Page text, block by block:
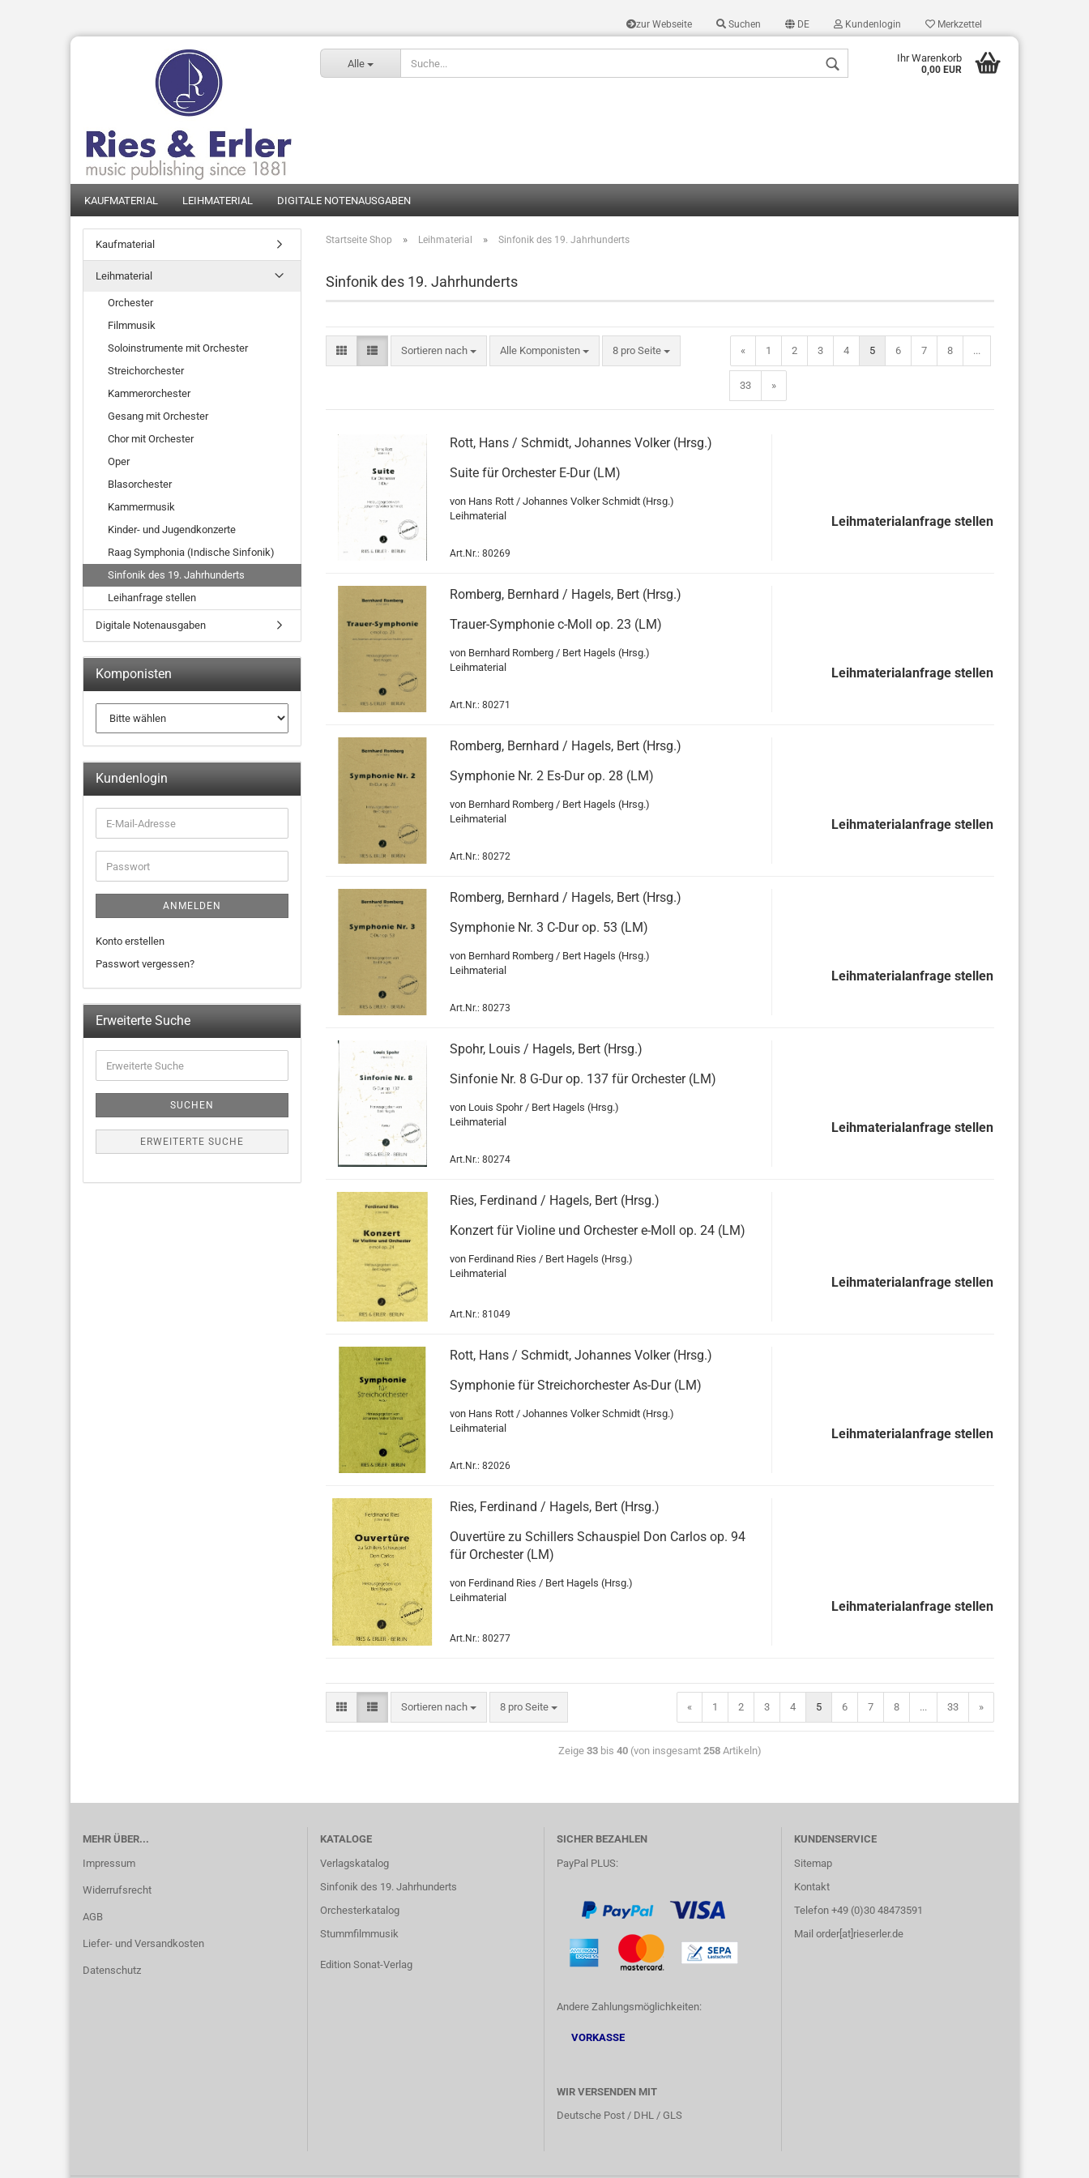
zur Webseite Suchen DE Kundenlogin Merkzettel
Alle Ihr Warenkorb
0,00 EUR
KAUFMATERIAL LEIHMATERIAL DIGITALE NOTENAUSGABEN
Startseite Shop » Leihmaterial » Sinfonik des 19. Jahrhunderts
Sinfonik des 19. Jahrhunderts
Sortieren nach Alle Komponisten 8 pro Seite « 1 2 3 4 5 6 7 8 ...
33 »
Rott, Hans / Schmidt, Johannes Volker (Hrsg.)
Suite für Orchester E-Dur (LM)
von Hans Rott / Johannes Volker Schmidt (Hrsg.)
Leihmaterial
Art.Nr.: 80269
Leihmaterialanfrage stellen
Romberg, Bernhard / Hagels, Bert (Hrsg.)
Trauer-Symphonie c-Moll op. 23 (LM)
von Bernhard Romberg / Bert Hagels (Hrsg.)
Leihmaterial
Art.Nr.: 80271
Leihmaterialanfrage stellen
Romberg, Bernhard / Hagels, Bert (Hrsg.)
Symphonie Nr. 2 Es-Dur op. 28 (LM)
von Bernhard Romberg / Bert Hagels (Hrsg.)
Leihmaterial
Art.Nr.: 80272
Leihmaterialanfrage stellen
Romberg, Bernhard / Hagels, Bert (Hrsg.)
Symphonie Nr. 3 C-Dur op. 53 (LM)
von Bernhard Romberg / Bert Hagels (Hrsg.)
Leihmaterial
Art.Nr.: 80273
Leihmaterialanfrage stellen
Spohr, Louis / Hagels, Bert (Hrsg.)
Sinfonie Nr. 8 G-Dur op. 137 für Orchester (LM)
von Louis Spohr / Bert Hagels (Hrsg.)
Leihmaterial
Art.Nr.: 80274
Leihmaterialanfrage stellen
Ries, Ferdinand / Hagels, Bert (Hrsg.)
Konzert für Violine und Orchester e-Moll op. 24 (LM)
von Ferdinand Ries / Bert Hagels (Hrsg.)
Leihmaterial
Art.Nr.: 81049
Leihmaterialanfrage stellen
Rott, Hans / Schmidt, Johannes Volker (Hrsg.)
Symphonie für Streichorchester As-Dur (LM)
von Hans Rott / Johannes Volker Schmidt (Hrsg.)
Leihmaterial
Art.Nr.: 82026
Leihmaterialanfrage stellen
Ries, Ferdinand / Hagels, Bert (Hrsg.)
Ouvertüre zu Schillers Schauspiel Don Carlos op. 94
für Orchester (LM)
von Ferdinand Ries / Bert Hagels (Hrsg.)
Leihmaterial
Art.Nr.: 80277
Leihmaterialanfrage stellen
Sortieren nach 8 pro Seite « 1 2 3 4 5 6 7 8 ... 33 »
Zeige 33 bis 40 (von insgesamt 258 Artikeln)
Kaufmaterial
Leihmaterial
Orchester
Filmmusik
Soloinstrumente mit Orchester
Streichorchester
Kammerorchester
Gesang mit Orchester
Chor mit Orchester
Oper
Blasorchester
Kammermusik
Kinder- und Jugendkonzerte
Raag Symphonia (Indische Sinfonik)
Sinfonik des 19. Jahrhunderts
Leihanfrage stellen
Digitale Notenausgaben
Komponisten
Kundenlogin
ANMELDEN
Konto erstellen
Passwort vergessen?
Erweiterte Suche
SUCHEN
ERWEITERTE SUCHE
MEHR ÜBER...
Impressum
Widerrufsrecht
AGB
Liefer- und Versandkosten
Datenschutz
KATALOGE
Verlagskatalog
Sinfonik des 19. Jahrhunderts
Orchesterkatalog
Stummfilmmusik
Edition Sonat-Verlag
SICHER BEZAHLEN
PayPal PLUS:
Andere Zahlungsmöglichkeiten:
VORKASSE
WIR VERSENDEN MIT
Deutsche Post / DHL / GLS
KUNDENSERVICE
Sitemap
Kontakt
Telefon +49 (0)30 48473591
Mail order[at]rieserler.de